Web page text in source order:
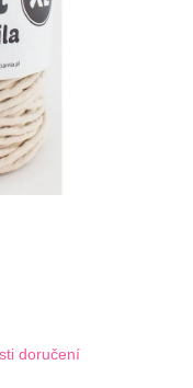
doručení